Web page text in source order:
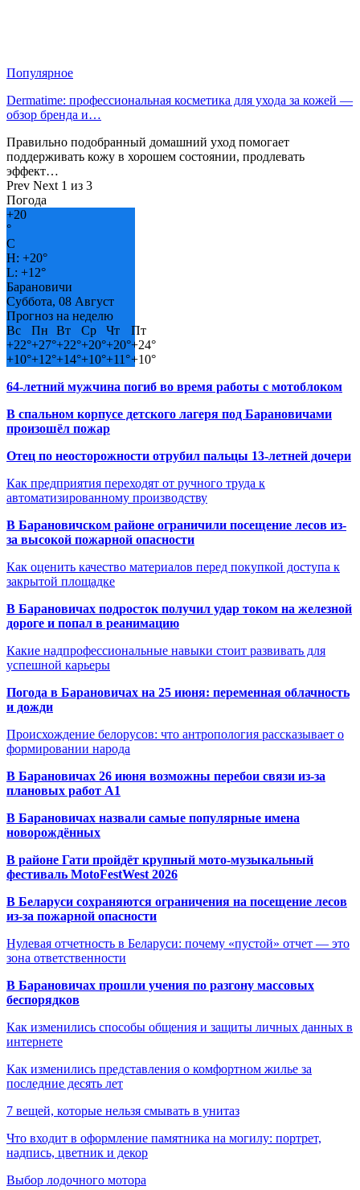
Популярное
Dermatime: профессиональная косметика для ухода за кожей —
обзор бренда и…
Правильно подобранный домашний уход помогает
поддерживать кожу в хорошем состоянии, продлевать
эффект…
Prev Next 1 из 3
Погода
+20
°
C
H: +20°
L: +12°
Барановичи
Суббота, 08 Август
Прогноз на неделю
Вс
Пн Вт Ср Чт
Пт
+22°+27°+22°+20°+20°+24°
+10°+12°+14°+10°+11°+10°
64-летний мужчина погиб во время работы с мотоблоком
В спальном корпусе детского лагеря под Барановичами
произошёл пожар
Отец по неосторожности отрубил пальцы 13-летней дочери
Как предприятия переходят от ручного труда к
автоматизированному производству
В Барановичском районе ограничили посещение лесов из-
за высокой пожарной опасности
Как оценить качество материалов перед покупкой доступа к
закрытой площадке
В Барановичах подросток получил удар током на железной
дороге и попал в реанимацию
Какие надпрофессиональные навыки стоит развивать для
успешной карьеры
Погода в Барановичах на 25 июня: переменная облачность
и дожди
Происхождение белорусов: что антропология рассказывает о
формировании народа
В Барановичах 26 июня возможны перебои связи из-за
плановых работ A1
В Барановичах назвали самые популярные имена
новорождённых
В районе Гати пройдёт крупный мото-музыкальный
фестиваль MotoFestWest 2026
В Беларуси сохраняются ограничения на посещение лесов
из-за пожарной опасности
Нулевая отчетность в Беларуси: почему «пустой» отчет — это
зона ответственности
В Барановичах прошли учения по разгону массовых
беспорядков
Как изменились способы общения и защиты личных данных в
интернете
Как изменились представления о комфортном жилье за
последние десять лет
7 вещей, которые нельзя смывать в унитаз
Что входит в оформление памятника на могилу: портрет,
надпись, цветник и декор
Выбор лодочного мотора